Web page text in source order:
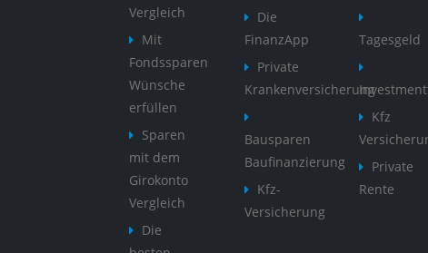
Vergleich
Mit
Fondssparen
Wünsche
erfüllen
Sparen
mit dem
Girokonto
Vergleich
Die
Die
FinanzApp
Private
Krankenversicherung
Bausparen
Baufinanzierung
Kfz-
Versicherung
Tagesgeld
Kfz
Private
Rente